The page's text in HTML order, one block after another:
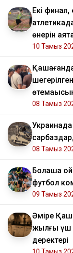
Екі финал,
өнерін
10 Тамыз
08 Тамыз
08 Тамыз
Болашақ
футбол
09 Тамыз
Әміре
жылғы үш
деректері